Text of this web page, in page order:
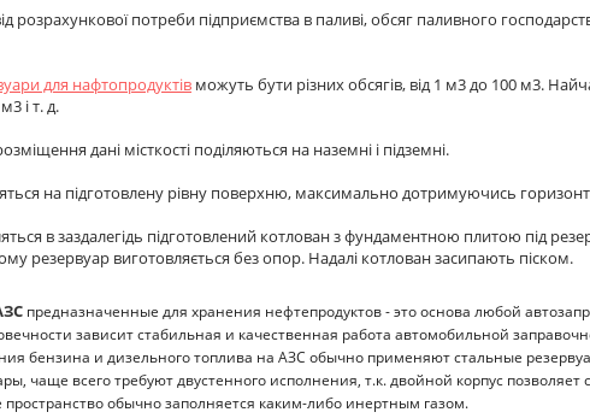
розрахункової потреби підприємства в паливі, обсяг паливного
для нафтопродуктів можуть бути різних обсягів, від 1 м3 до 100 м3.
і т. д.
дані місткості поділяються на наземні і підземні.
на підготовлену рівну поверхню, максимально дотримуючись
в заздалегідь підготовлений котлован з фундаментною плитою під
резервуар виготовляється без опор. Надалі котлован засипають піском.
предназначенные для хранения нефтепродуктов - это основа любой
зависит стабильная и качественная работа автомобильной
бензина и дизельного топлива на АЗС обычно применяют стальные
чаще всего требуют двустенного исполнения, т.к. двойной корпус
обычно заполняется каким-либо инертным газом.